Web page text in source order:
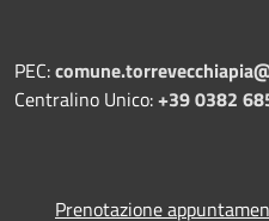
PEC:
Centralino Unico:+39 0382
Prenotazione